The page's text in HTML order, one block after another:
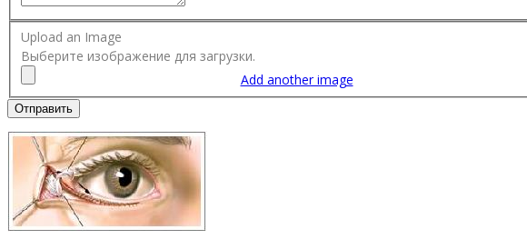
Upload an Image
Выберите изображение для загрузки.
Add another image